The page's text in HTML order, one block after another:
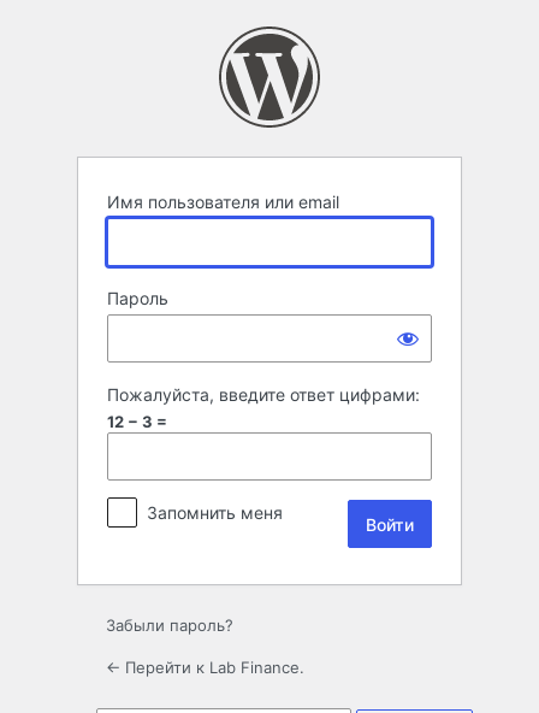
Имя пользователя или email
Пароль
Пожалуйста, введите ответ цифрами:
12 − 3 =
Запомнить меня
Забыли пароль?
← Перейти к Lab Finance.